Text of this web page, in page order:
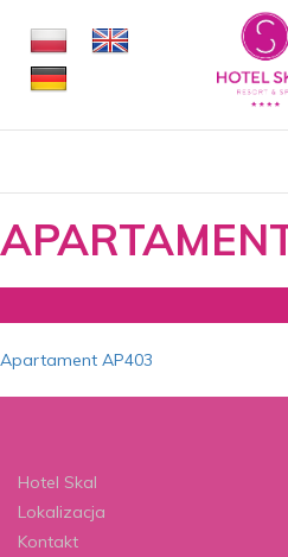
Nawigacja
wpisu
Apartament AP403
Hotel Skal
Lokalizacja
Kontakt